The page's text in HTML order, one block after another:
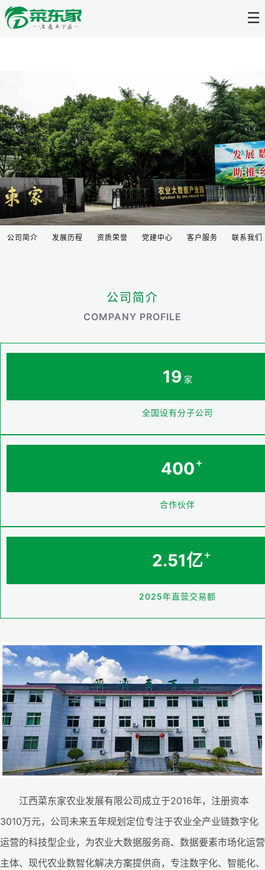
☰
公司简介 发展历程 资质荣誉 党建中心 客户服务 联系我们
公司简介
COMPANY PROFILE
19 家
全国设有分子公司
400+
合作伙伴
2.51亿+
2025年直营交易额
江西菜东家农业发展有限公司成立于2016年，注册资本
3010万元，公司未来五年规划定位专注于农业全产业链数字化
运营的科技型企业，为农业大数据服务商、数据要素市场化运营
主体、现代农业数智化解决方案提供商，专注数字化、智能化、